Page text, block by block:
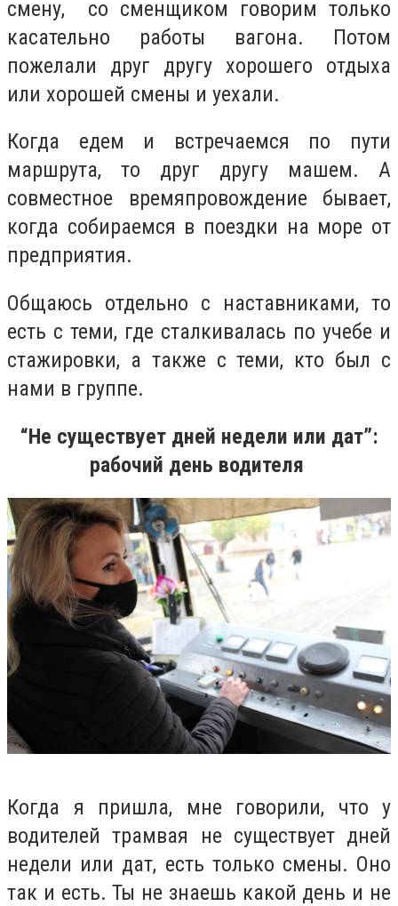
смену, со сменщиком говорим только
касательно работы вагона. Потом
пожелали друг другу хорошего отдыха
или хорошей смены и уехали.
Когда едем и встречаемся по пути
маршрута, то друг другу машем. А
совместное времяпровождение бывает,
когда собираемся в поездки на море от
предприятия.
Общаюсь отдельно с наставниками, то
есть с теми, где сталкивалась по учебе и
стажировки, а также с теми, кто был с
нами в группе.
“Не существует дней недели или дат”:
рабочий день водителя
Когда я пришла, мне говорили, что у
водителей трамвая не существует дней
недели или дат, есть только смены. Оно
так и есть. Ты не знаешь какой день и не